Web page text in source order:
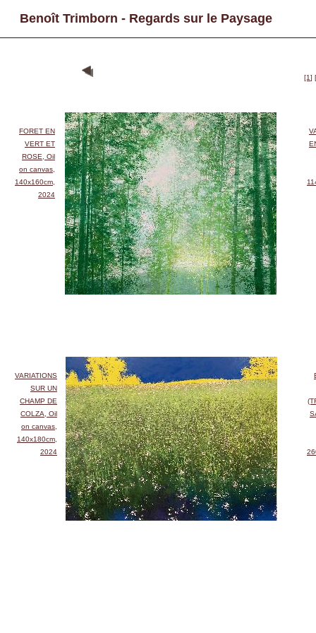
Benoît Trimborn - Regards sur le Paysage
[1]
FORET EN
VERT ET
ROSE, Oil
on canvas,
140x160cm,
2024
VARIATIONS
SUR UN
CHAMP DE
COLZA, Oil
on canvas,
140x180cm,
2024